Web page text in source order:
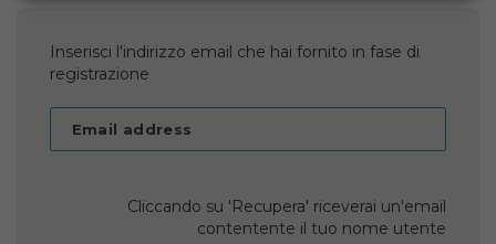
Inserisci l'indirizzo email che hai fornito in fase di
registrazione
Email address
Cliccando su 'Recupera' riceverai un'email
contentente il tuo nome utente